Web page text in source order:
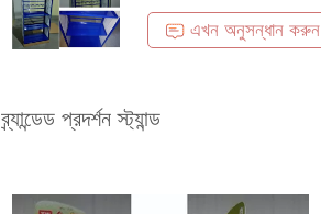
এখন অনুসন্ধান করুন
ব্র্যান্ডেড প্রদর্শন স্ট্যান্ড